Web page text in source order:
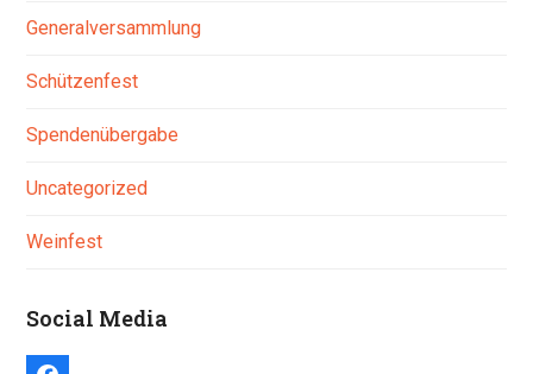
Generalversammlung
Schützenfest
Spendenübergabe
Uncategorized
Weinfest
Social Media